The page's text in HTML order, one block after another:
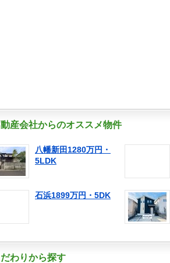
産会社からのオススメ物件
八幡新田1280万円・
5LDK
石浜1899万円・5DK
わりから探す